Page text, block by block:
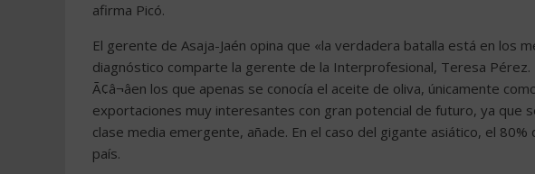
afirma Picó.
El gerente de Asaja-Jaén opina que «la verdadera batalla está en los
diagnóstico comparte la gerente de la Interprofesional, Teresa Pérez.
Ã¢â¬âen los que apenas se conocía el aceite de oliva, únicamente
exportaciones muy interesantes con gran potencial de futuro, ya que
clase media emergente, añade. En el caso del gigante asiático, el
país.